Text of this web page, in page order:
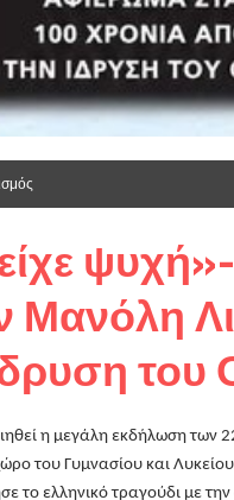
Μανόλη
η μεγάλη εκδήλωση των
του Γυμνασίου και
το ελληνικό τραγούδι με